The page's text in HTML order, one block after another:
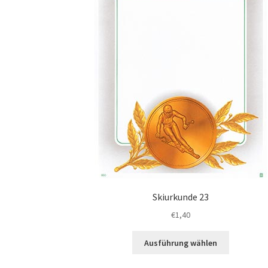
Skiurkunde 23
€1,40
Ausführung wählen